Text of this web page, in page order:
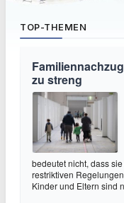
TOP-THEMEN
zu streng
bedeutet nicht, dass
restriktiven
Kinder und Eltern sind